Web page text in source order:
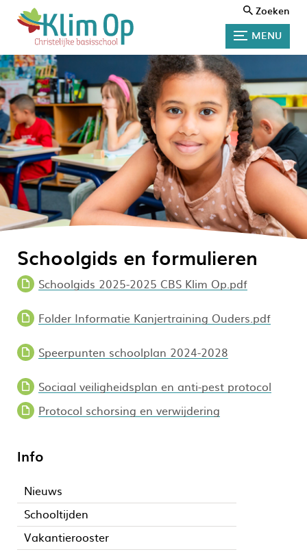
Zoeken
MENU
Schoolgids en formulieren
Schoolgids 2025-2025 CBS Klim Op.pdf
Folder Informatie Kanjertraining Ouders.pdf
Speerpunten schoolplan 2024-2028
Sociaal veiligheidsplan en anti-pest protocol
Protocol schorsing en verwijdering
Info
Nieuws
Schooltijden
Vakantierooster